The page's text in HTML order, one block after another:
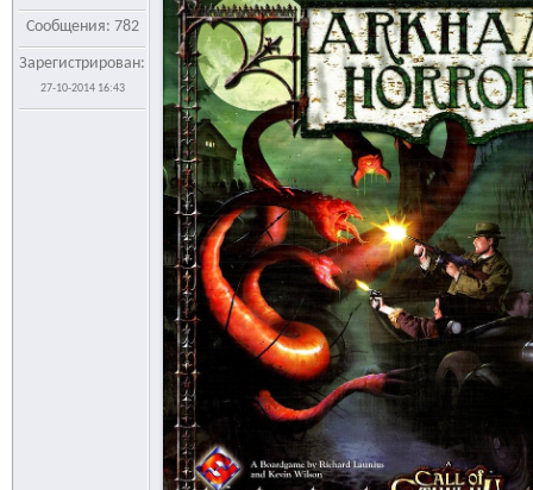
Сообщения: 782
Зарегистрирован:
27-10-2014 16:43